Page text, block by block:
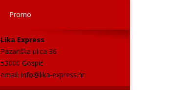
Promo
Lika Express
Pazariška ulica 36
53000 Gospić
email: info@lika-express.hr